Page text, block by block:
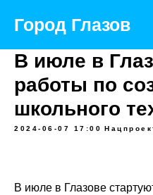
Город Глазов
В июле в
работы по
школьного
2024-06-07 17:00
В июле в Глазове